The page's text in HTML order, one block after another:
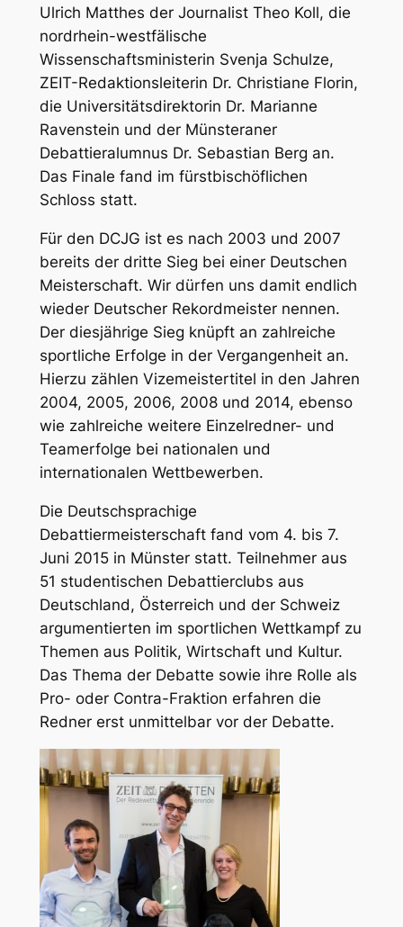
Ulrich Matthes der Journalist Theo Koll, die
nordrhein-westfälische
Wissenschaftsministerin Svenja Schulze,
ZEIT-Redaktionsleiterin Dr. Christiane Florin,
die Universitätsdirektorin Dr. Marianne
Ravenstein und der Münsteraner
Debattieralumnus Dr. Sebastian Berg an.
Das Finale fand im fürstbischöflichen
Schloss statt.
Für den DCJG ist es nach 2003 und 2007
bereits der dritte Sieg bei einer Deutschen
Meisterschaft. Wir dürfen uns damit endlich
wieder Deutscher Rekordmeister nennen.
Der diesjährige Sieg knüpft an zahlreiche
sportliche Erfolge in der Vergangenheit an.
Hierzu zählen Vizemeistertitel in den Jahren
2004, 2005, 2006, 2008 und 2014, ebenso
wie zahlreiche weitere Einzelredner- und
Teamerfolge bei nationalen und
internationalen Wettbewerben.
Die Deutschsprachige
Debattiermeisterschaft fand vom 4. bis 7.
Juni 2015 in Münster statt. Teilnehmer aus
51 studentischen Debattierclubs aus
Deutschland, Österreich und der Schweiz
argumentierten im sportlichen Wettkampf zu
Themen aus Politik, Wirtschaft und Kultur.
Das Thema der Debatte sowie ihre Rolle als
Pro- oder Contra-Fraktion erfahren die
Redner erst unmittelbar vor der Debatte.